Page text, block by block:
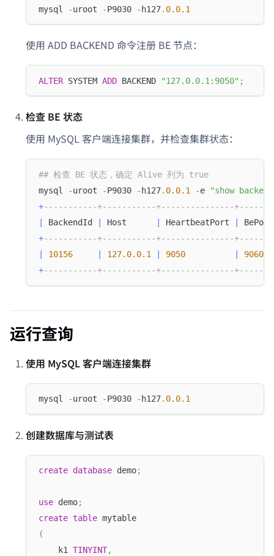
mysql -uroot -P9030 -h127. 0.0.1
使用 ADD BACKEND 命令注册 BE 节点：
ALTER SYSTEM ADD BACKEND "127.0.0.1:9050" ;
检查 BE 状态
使用 MySQL 客户端连接集群，并检查集群状态：
## 检查 BE 状态，确定 Alive 列为 true
mysql
-uroot -P9030 - h127. 0.0.1 -e
"show
+-----------+-----------+---------------
BackendId Host HeartbeatPort
+-----------+-----------+---------------
10156 127.0.0.1 9050
9060
+-----------+-----------+---------------
运行查询
使用 MySQL 客户端连接集群
mysql -uroot -P9030 - h127. 0.0.1
创建数据库与测试表
create database demo;
use demo;
create table mytable
(
    k1
TINYINT,